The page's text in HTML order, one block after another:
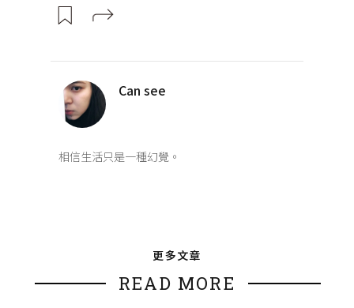
Can see
相信生活只是一種幻覺。
更多文章
READ MORE